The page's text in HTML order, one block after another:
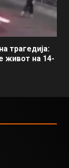
трагедија:
живот на 14-